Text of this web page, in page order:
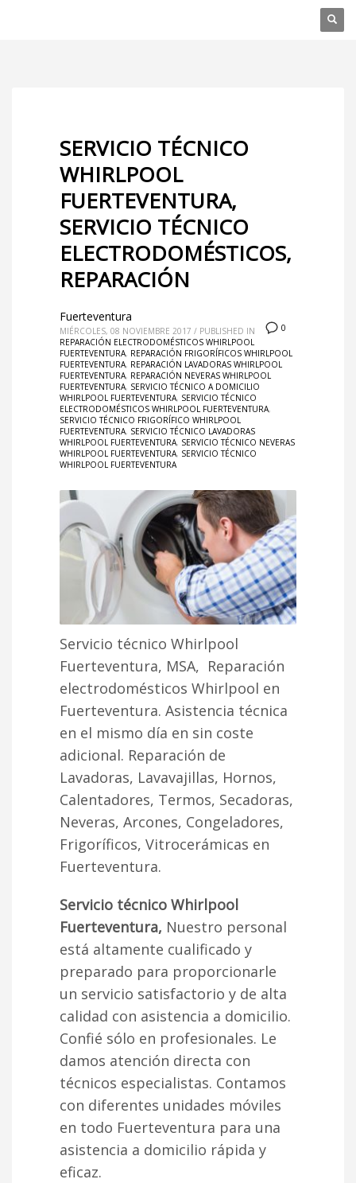
SERVICIO TÉCNICO
WHIRLPOOL
FUERTEVENTURA,
SERVICIO TÉCNICO
ELECTRODOMÉSTICOS,
REPARACIÓN
0
Fuerteventura
MIÉRCOLES, 08 NOVIEMBRE 2017 / PUBLISHED IN
REPARACIÓN ELECTRODOMÉSTICOS WHIRLPOOL
FUERTEVENTURA, REPARACIÓN FRIGORÍFICOS WHIRLPOOL
FUERTEVENTURA, REPARACIÓN LAVADORAS WHIRLPOOL
FUERTEVENTURA, REPARACIÓN NEVERAS WHIRLPOOL
FUERTEVENTURA, SERVICIO TÉCNICO A DOMICILIO
WHIRLPOOL FUERTEVENTURA, SERVICIO TÉCNICO
ELECTRODOMÉSTICOS WHIRLPOOL FUERTEVENTURA,
SERVICIO TÉCNICO FRIGORÍFICO WHIRLPOOL
FUERTEVENTURA, SERVICIO TÉCNICO LAVADORAS
WHIRLPOOL FUERTEVENTURA, SERVICIO TÉCNICO NEVERAS
WHIRLPOOL FUERTEVENTURA, SERVICIO TÉCNICO
WHIRLPOOL FUERTEVENTURA
Servicio técnico Whirlpool
Fuerteventura, MSA, Reparación
electrodomésticos Whirlpool en
Fuerteventura. Asistencia técnica
en el mismo día en sin coste
adicional. Reparación de
Lavadoras, Lavavajillas, Hornos,
Calentadores, Termos, Secadoras,
Neveras, Arcones, Congeladores,
Frigoríficos, Vitrocerámicas en
Fuerteventura.
Servicio técnico Whirlpool
Fuerteventura, Nuestro personal
está altamente cualificado y
preparado para proporcionarle
un servicio satisfactorio y de alta
calidad con asistencia a domicilio.
Confié sólo en profesionales. Le
damos atención directa con
técnicos especialistas. Contamos
con diferentes unidades móviles
en todo Fuerteventura para una
asistencia a domicilio rápida y
eficaz.